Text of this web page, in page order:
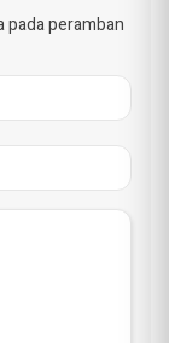
pada peramban